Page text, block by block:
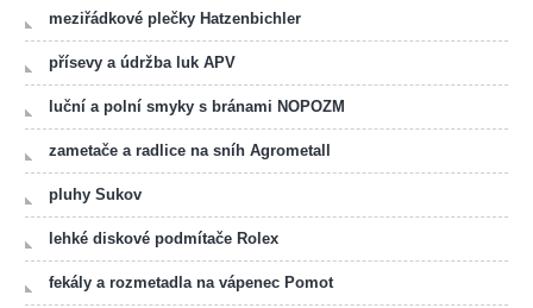
meziřádkové plečky Hatzenbichler
přísevy a údržba luk APV
luční a polní smyky s bránami NOPOZM
zametače a radlice na sníh Agrometall
pluhy Sukov
lehké diskové podmítače Rolex
fekály a rozmetadla na vápenec Pomot